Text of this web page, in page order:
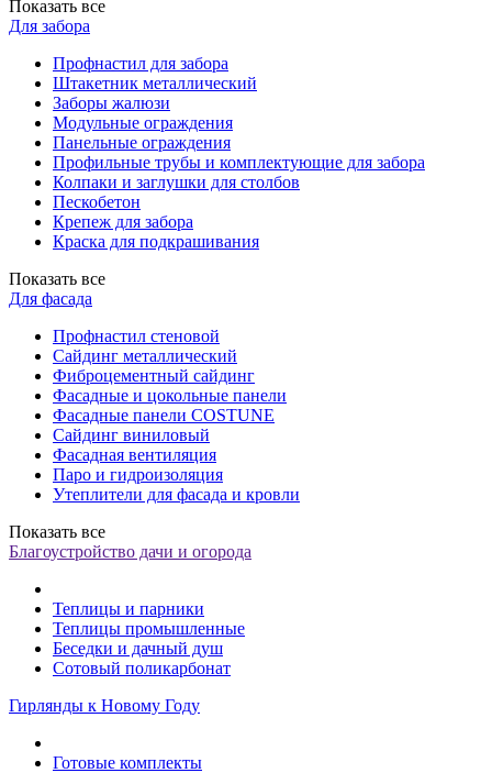
Показать все
Для забора
Профнастил для забора
Штакетник металлический
Заборы жалюзи
Модульные ограждения
Панельные ограждения
Профильные трубы и комплектующие для забора
Колпаки и заглушки для столбов
Пескобетон
Крепеж для забора
Краска для подкрашивания
Показать все
Для фасада
Профнастил стеновой
Сайдинг металлический
Фиброцементный сайдинг
Фасадные и цокольные панели
Фасадные панели COSTUNE
Сайдинг виниловый
Фасадная вентиляция
Паро и гидроизоляция
Утеплители для фасада и кровли
Показать все
Благоустройство дачи и огорода
Теплицы и парники
Теплицы промышленные
Беседки и дачный душ
Сотовый поликарбонат
Гирлянды к Новому Году
Готовые комплекты